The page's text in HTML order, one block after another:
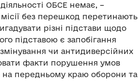
ОБСЕ немає, –
без перешкод перетинають
різні підстави щодо
підставою є запобігання
чи антидиверсійних
факти порушення умов
на передньому краю оборони та